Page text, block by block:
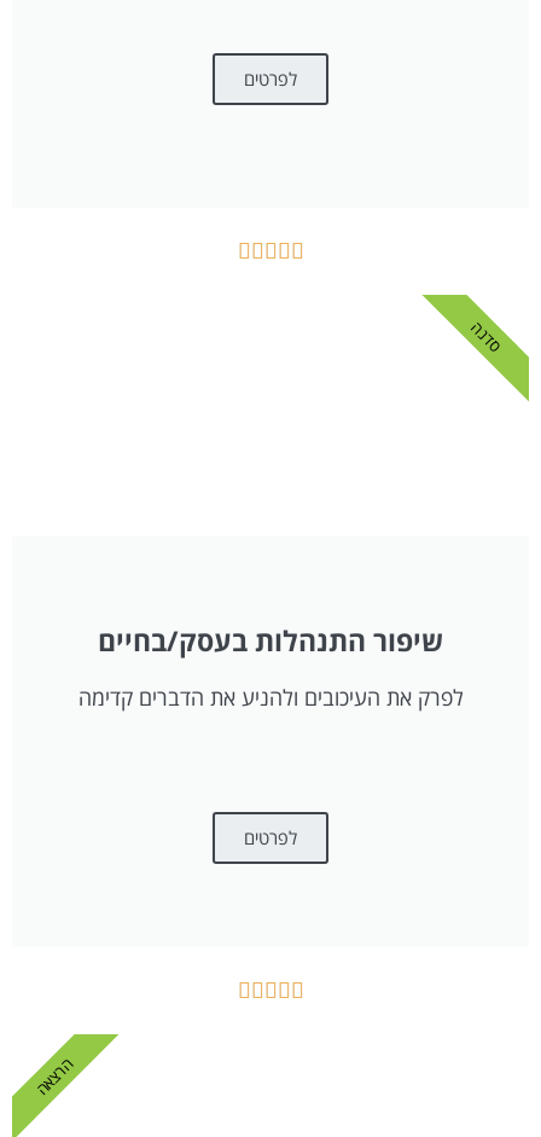
לפרטים





שיפור התנהלות בעסק/בחיים
לפרק את העיכובים ולהניע את הדברים קדימה
לפרטים
סדנה





הרצאה